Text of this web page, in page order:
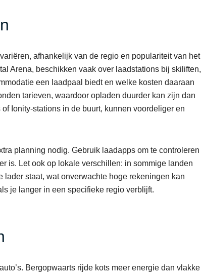
afhankelijk van de regio en populariteit van het
Arena, beschikken vaak over laadstations bij skiliften,
een laadpaal biedt en welke kosten daaraan
tarieven, waardoor opladen duurder kan zijn dan
Ionity-stations in de buurt, kunnen voordeliger en
planning nodig. Gebruik laadapps om te controleren
is. Let ook op lokale verschillen: in sommige landen
staat, wat onverwachte hoge rekeningen kan
je langer in een specifieke regio verblijft.
Bergopwaarts rijde kots meer energie dan vlakke